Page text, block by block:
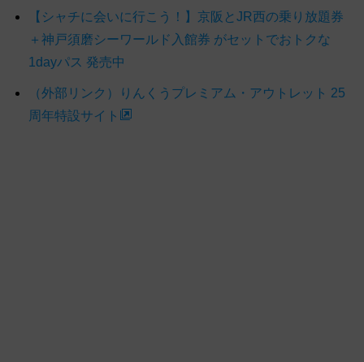
【シャチに会いに行こう！】京阪とJR西の乗り放題券
＋神戸須磨シーワールド入館券 がセットでおトクな
1dayパス 発売中
（外部リンク）りんくうプレミアム・アウトレット 25
周年特設サイト